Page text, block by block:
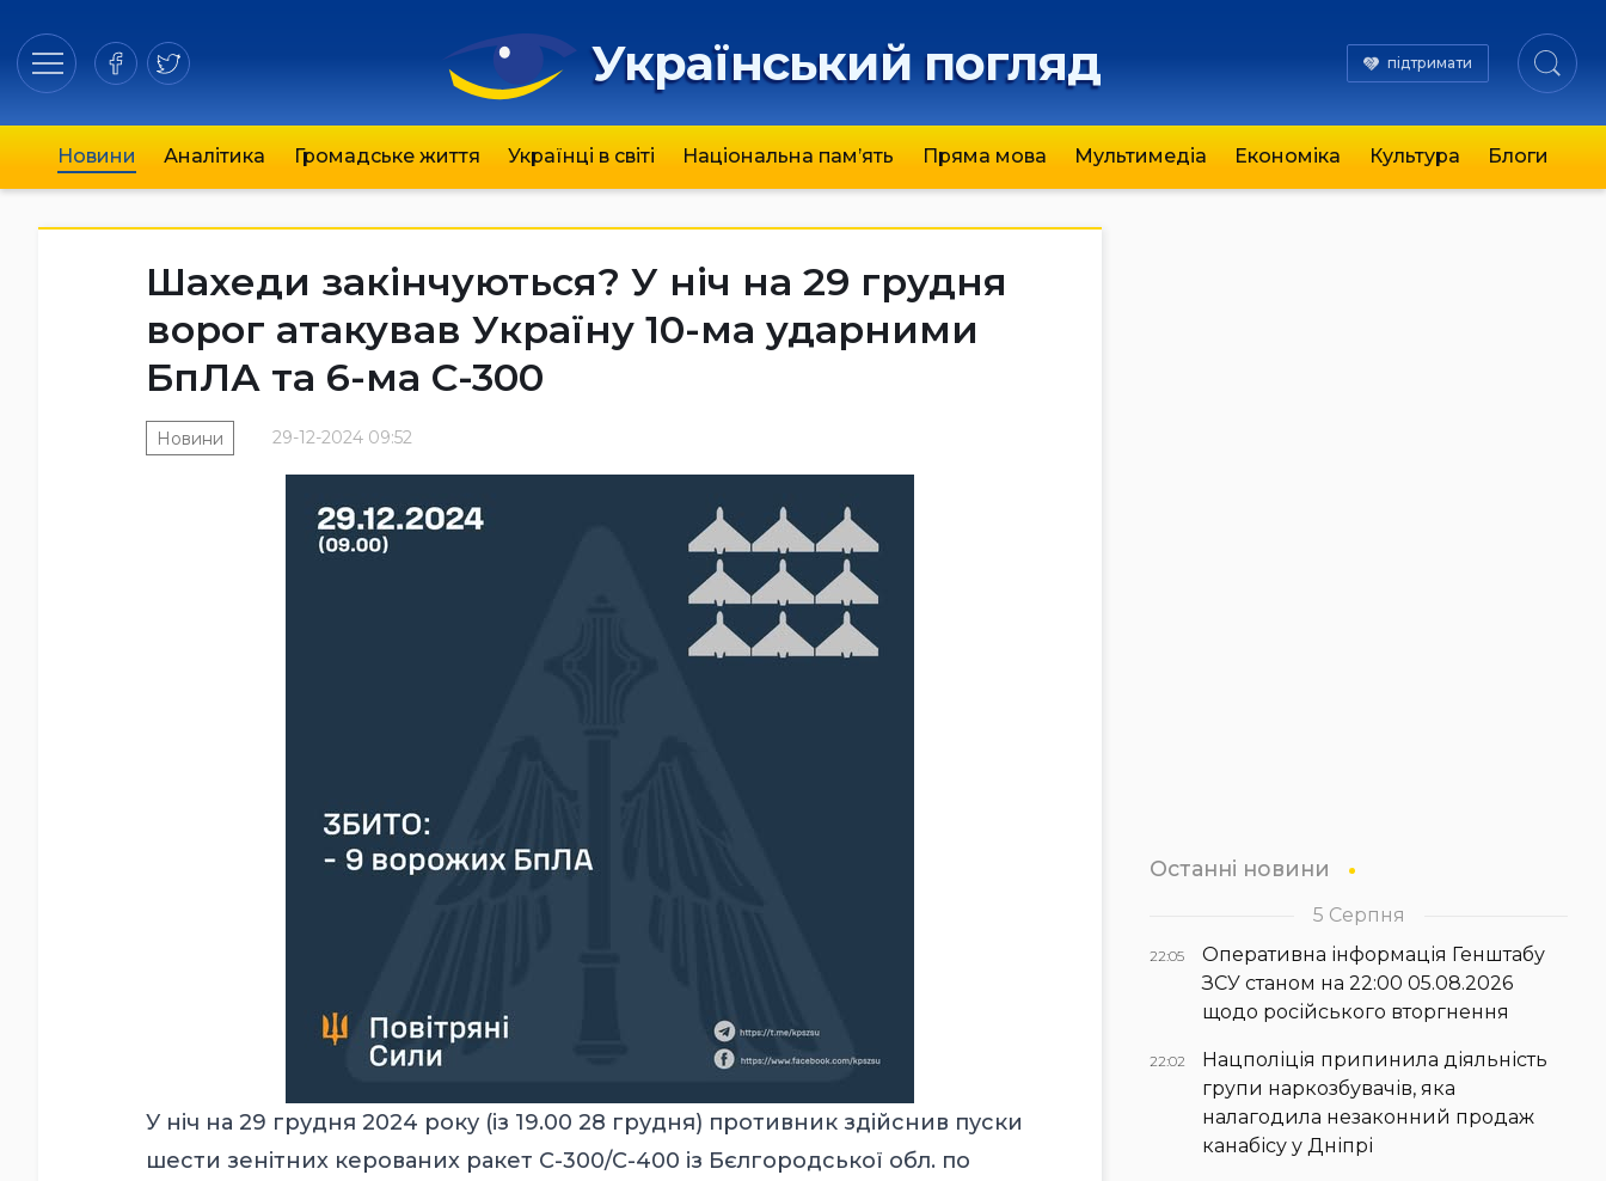
Український погляд підтримати
Новини Аналітика Громадське життя Українці в світі Національна пам’ять Пряма мова Мультимедіа Економіка Культура Блоги
Шахеди закінчуються? У ніч на 29 грудня
ворог атакував Україну 10-ма ударними
БпЛА та 6-ма С-300
29-12-2024 09:52
Новини
У ніч на 29 грудня 2024 року (із 19.00 28 грудня) противник здійснив пуски
шести зенітних керованих ракет С-300/С-400 із Бєлгородської обл. по
Останні новини
5 Серпня
22:05
Оперативна інформація Генштабу
ЗСУ станом на 22:00 05.08.2026
щодо російського вторгнення
22:02
Нацполіція припинила діяльність
групи наркозбувачів, яка
налагодила незаконний продаж
канабісу у Дніпрі